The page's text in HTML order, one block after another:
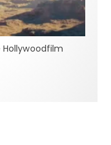
Hollywoodfilm